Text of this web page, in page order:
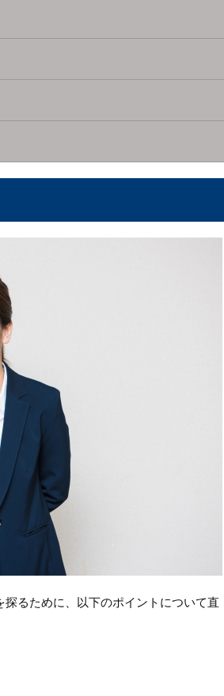
るために、以下のポイントについて直